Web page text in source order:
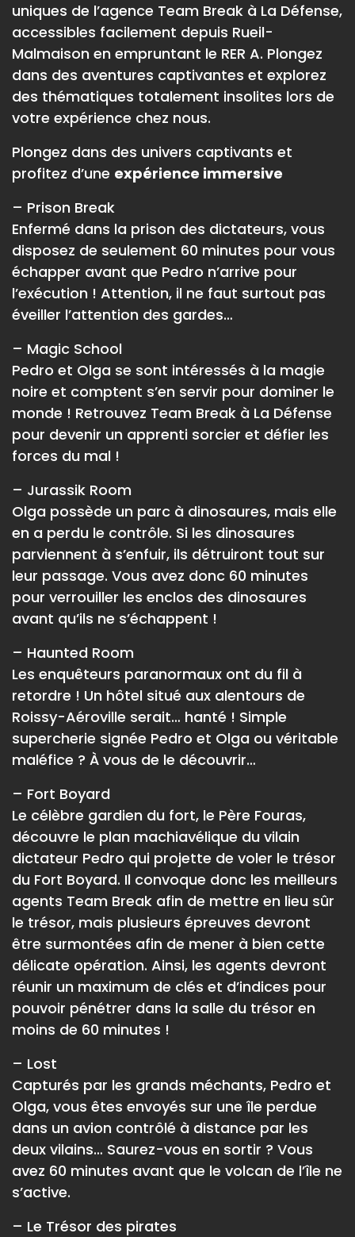
uniques de l’agence Team Break à La Défense,
accessibles facilement depuis Rueil-
Malmaison en empruntant le RER A. Plongez
dans des aventures captivantes et explorez
des thématiques totalement insolites lors de
votre expérience chez nous.
Plongez dans des univers captivants et
profitez d’une expérience immersive
– Prison Break
Enfermé dans la prison des dictateurs, vous
disposez de seulement 60 minutes pour vous
échapper avant que Pedro n’arrive pour
l’exécution ! Attention, il ne faut surtout pas
éveiller l’attention des gardes…
– Magic School
Pedro et Olga se sont intéressés à la magie
noire et comptent s’en servir pour dominer le
monde ! Retrouvez Team Break à La Défense
pour devenir un apprenti sorcier et défier les
forces du mal !
– Jurassik Room
Olga possède un parc à dinosaures, mais elle
en a perdu le contrôle. Si les dinosaures
parviennent à s’enfuir, ils détruiront tout sur
leur passage. Vous avez donc 60 minutes
pour verrouiller les enclos des dinosaures
avant qu’ils ne s’échappent !
– Haunted Room
Les enquêteurs paranormaux ont du fil à
retordre ! Un hôtel situé aux alentours de
Roissy-Aéroville serait… hanté ! Simple
supercherie signée Pedro et Olga ou véritable
maléfice ? À vous de le découvrir…
– Fort Boyard
Le célèbre gardien du fort, le Père Fouras,
découvre le plan machiavélique du vilain
dictateur Pedro qui projette de voler le trésor
du Fort Boyard. Il convoque donc les meilleurs
agents Team Break afin de mettre en lieu sûr
le trésor, mais plusieurs épreuves devront
être surmontées afin de mener à bien cette
délicate opération. Ainsi, les agents devront
réunir un maximum de clés et d’indices pour
pouvoir pénétrer dans la salle du trésor en
moins de 60 minutes !
– Lost
Capturés par les grands méchants, Pedro et
Olga, vous êtes envoyés sur une île perdue
dans un avion contrôlé à distance par les
deux vilains… Saurez-vous en sortir ? Vous
avez 60 minutes avant que le volcan de l’île ne
s’active.
– Le Trésor des pirates